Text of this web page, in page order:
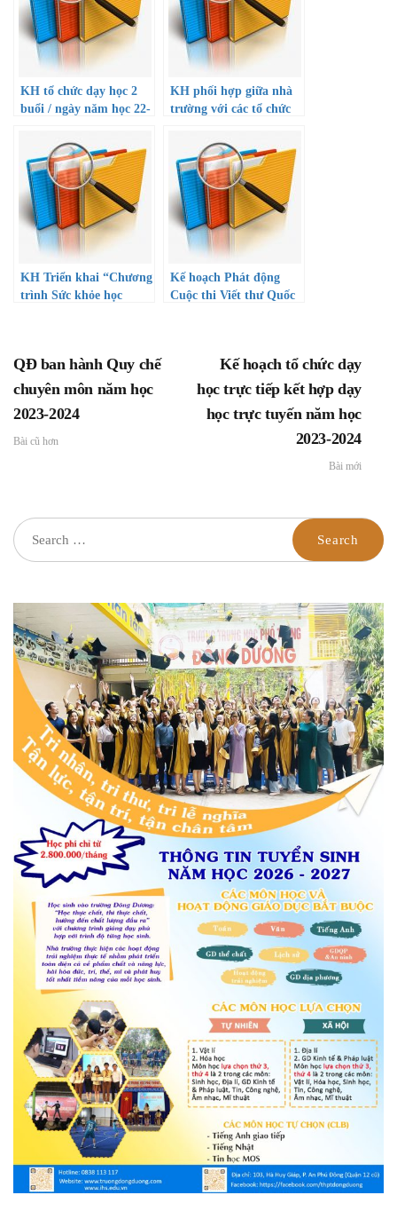
KH tổ chức dạy học 2
buổi / ngày năm học 22-
KH phối hợp giữa nhà
trường với các tổ chức
trường
KH Triển khai “Chương
trình Sức khỏe học
Kế hoạch Phát động
Cuộc thi Viết thư Quốc
QĐ ban hành Quy chế
chuyên môn năm học
2023-2024
Bài cũ hơn
Kế hoạch tổ chức dạy
học trực tiếp kết hợp dạy
học trực tuyến năm học
2023-2024
Bài mới